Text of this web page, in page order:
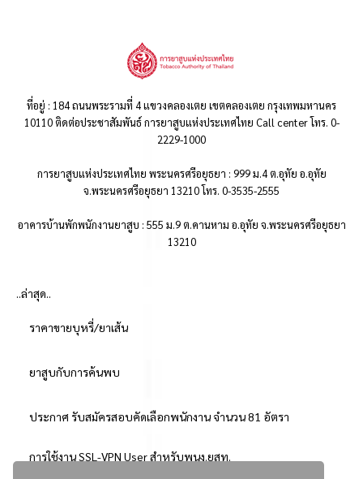
ที่อยู่ : 184 ถนนพระรามที่ 4 แขวงคลองเตย เขตคลองเตย กรุงเทพมหานคร
10110 ติดต่อประชาสัมพันธ์ การยาสูบแห่งประเทศไทย Call center โทร. 0-
2229-1000
การยาสูบแห่งประเทศไทย พระนครศรีอยุธยา : 999 ม.4 ต.อุทัย อ.อุทัย
จ.พระนครศรีอยุธยา 13210 โทร. 0-3535-2555
อาคารบ้านพักพนักงานยาสูบ : 555 ม.9 ต.คานหาม อ.อุทัย จ.พระนครศรีอยุธยา
13210
..ล่าสุด..
ราคาขายบุหรี่/ยาเส้น
ยาสูบกับการค้นพบ
ประกาศ รับสมัครสอบคัดเลือกพนักงาน จำนวน 81 อัตรา
การใช้งาน SSL-VPN User สำหรับพนง.ยสท.